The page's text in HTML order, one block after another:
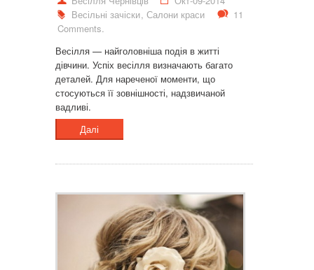
Весільні зачіски, Салони краси
11
Comments.
Весілля — найголовніша подія в житті
дівчини. Успіх весілля визначають багато
деталей. Для нареченої моменти, що
стосуються її зовнішності, надзвичаной
вадливі.
Далі